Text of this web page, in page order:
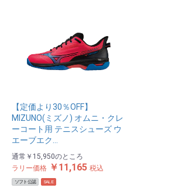
【定価より30％OFF】
MIZUNO(ミズノ) オムニ・クレ
ーコート用 テニスシューズ ウ
エーブエク…
通常 ￥15,950のところ
ラリー価格 ￥11,165 税込
ソフト公認 SALE